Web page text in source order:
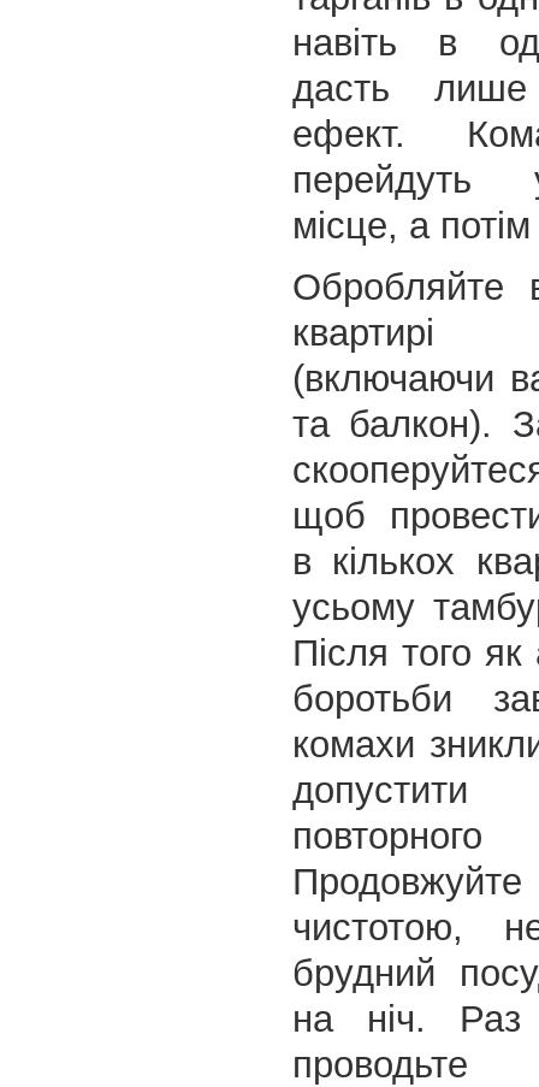
навіть в
дасть лише
ефект.
перейдуть
місце, а
Обробляйте
квартирі
(включаючи
та балкон).
щоб
в кількох
усьому
Після того
боротьби
комахи
чистотою,
брудний
на ніч.